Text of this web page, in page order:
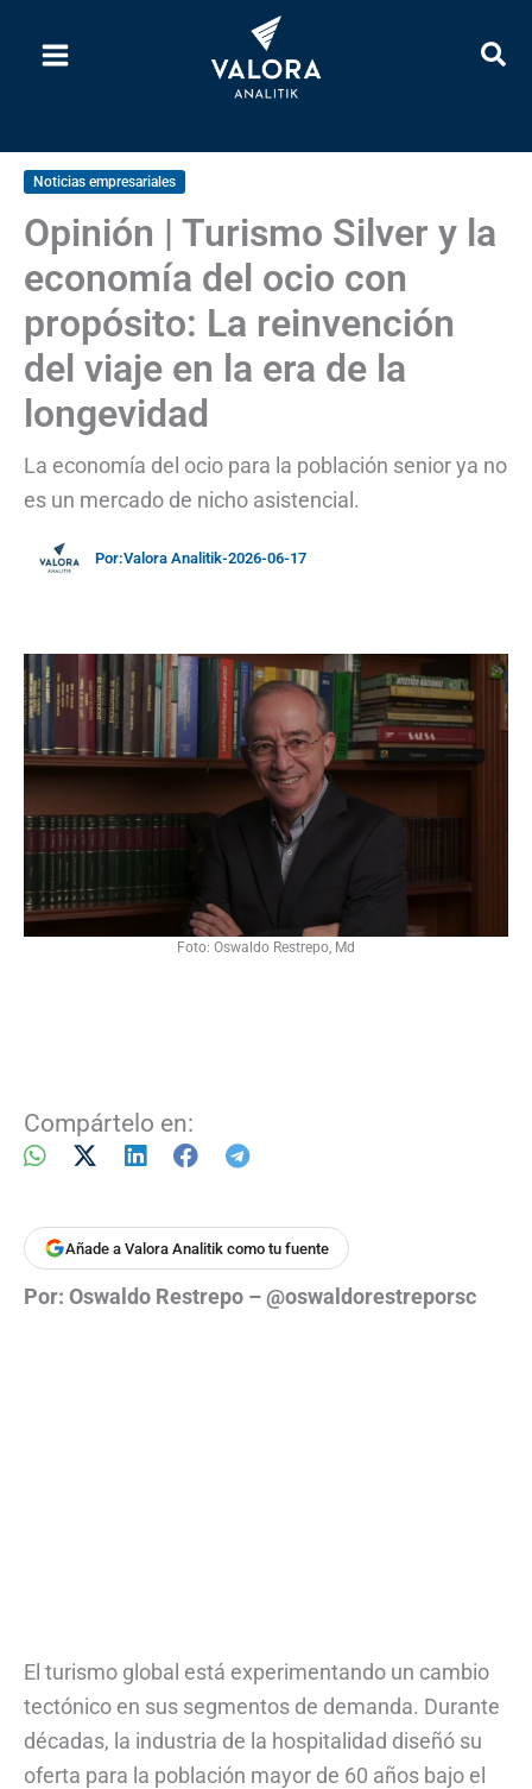
Noticias empresariales
Opinión | Turismo Silver y la
economía del ocio con
propósito: La reinvención
del viaje en la era de la
longevidad
La economía del ocio para la población senior ya no
es un mercado de nicho asistencial.
Por:Valora Analitik-2026-06-17
Foto: Oswaldo Restrepo, Md
Compártelo en:
Añade a Valora Analitik como tu fuente
Por: Oswaldo Restrepo – @oswaldorestreporsc
El turismo global está experimentando un cambio
tectónico en sus segmentos de demanda. Durante
décadas, la industria de la hospitalidad diseñó su
oferta para la población mayor de 60 años bajo el